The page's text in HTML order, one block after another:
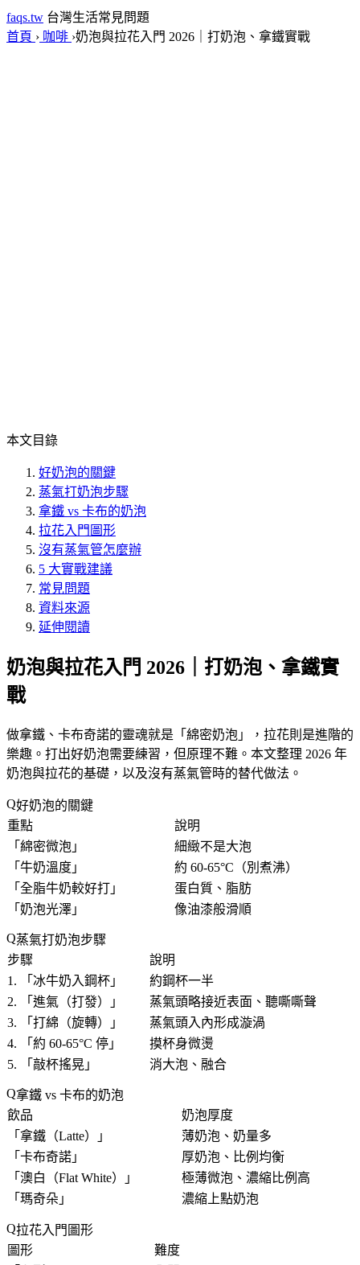
faqs.tw 台灣生活常見問題
首頁 › 咖啡 ›奶泡與拉花入門 2026｜打奶泡、拿鐵實戰
本文目錄
好奶泡的關鍵
蒸氣打奶泡步驟
拿鐵 vs 卡布的奶泡
拉花入門圖形
沒有蒸氣管怎麼辦
5 大實戰建議
常見問題
資料來源
延伸閱讀
奶泡與拉花入門 2026｜打奶泡、拿鐵實
戰
做拿鐵、卡布奇諾的靈魂就是「 綿密奶泡 」，拉花則是進階的
樂趣。打出好奶泡需要練習，但原理不難。本文整理 2026 年
奶泡與拉花的基礎，以及沒有蒸氣管時的替代做法。
好奶泡的關鍵
重點
說明
「 綿密微泡 」
細緻不是大泡
「 牛奶溫度 」
約 60-65°C（別煮沸）
「 全脂牛奶較好打 」
蛋白質、脂肪
「 奶泡光澤 」 像油漆般滑順
蒸氣打奶泡步驟
步驟
說明
1. 「 冰牛奶入鋼杯 」
約鋼杯一半
2. 「 進氣（打發） 」
蒸氣頭略接近表面、聽嘶嘶聲
3. 「 打綿（旋轉） 」
蒸氣頭入內形成漩渦
4. 「 約 60-65°C 停 」
摸杯身微燙
5. 「 敲杯搖晃 」 消大泡、融合
拿鐵 vs 卡布的奶泡
飲品
奶泡厚度
「 拿鐵（Latte） 」
薄奶泡、奶量多
「 卡布奇諾 」
厚奶泡、比例均衡
「 澳白（Flat White） 」
極薄微泡、濃縮比例高
「 瑪奇朵 」 濃縮上點奶泡
拉花入門圖形
圖形
難度